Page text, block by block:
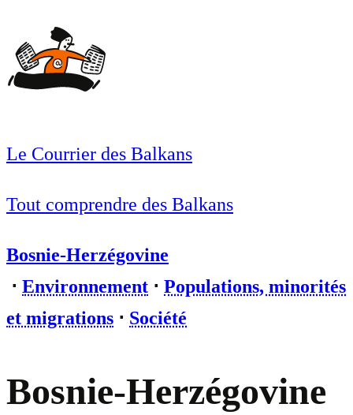
Le Courrier des Balkans
Tout comprendre des Balkans
Bosnie-Herzégovine
⋅ Environnement ⋅ Populations, minorités
et migrations ⋅ Société
Bosnie-Herzégovine